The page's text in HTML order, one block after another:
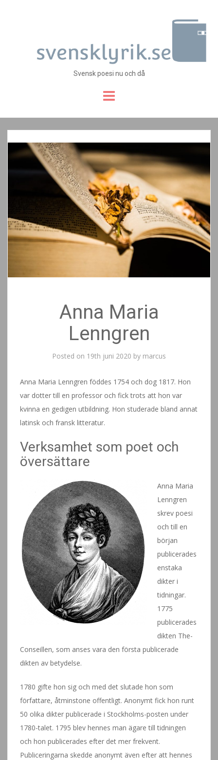
Svensk poesi nu och då
Anna Maria
Lenngren
Posted on 19th juni 2020 by marcus
Anna Maria Lenngren föddes 1754 och dog 1817. Hon
var dotter till en professor och fick trots att hon var
kvinna en gedigen utbildning. Hon studerade bland annat
latinsk och fransk litteratur.
Verksamhet som poet och
översättare
Anna Maria
Lenngren
skrev poesi
och till en
början
publicerades
enstaka
dikter i
tidningar.
1775
publicerades
dikten The-
Conseillen, som anses vara den första publicerade
dikten av betydelse.
1780 gifte hon sig och med det slutade hon som
författare, åtminstone offentligt. Anonymt fick hon runt
50 olika dikter publicerade i Stockholms-posten under
1780-talet. 1795 blev hennes man ägare till tidningen
och hon publicerades efter det mer frekvent.
Publiceringarna skedde anonymt även efter att hennes